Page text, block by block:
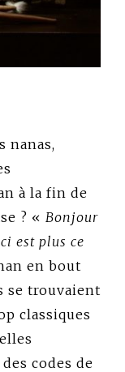
nanas,
à la fin de
? « Bonjour
est plus ce
en bout
se trouvaient
classiques
codes de